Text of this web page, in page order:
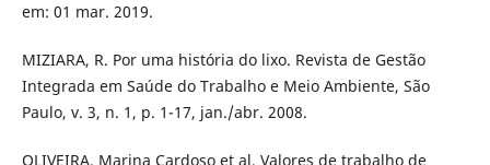
em: 01 mar. 2019.
MIZIARA, R. Por uma história do lixo. Revista de Gestão
Integrada em Saúde do Trabalho e Meio Ambiente, São
Paulo, v. 3, n. 1, p. 1-17, jan./abr. 2008.
OLIVEIRA, Marina Cardoso et al. Valores de trabalho de